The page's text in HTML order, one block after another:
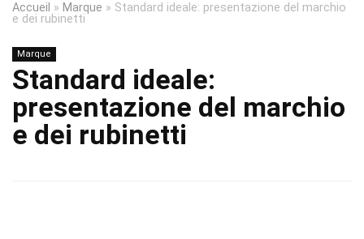
Accueil » Marque » Standard ideale: presentazione del marchio
e dei rubinetti
Marque
Standard ideale:
presentazione del marchio
e dei rubinetti